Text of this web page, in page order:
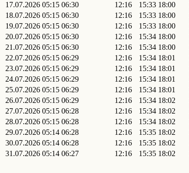
17.07.2026 05:15 06:30 12:16 15:33 18:00
18.07.2026 05:15 06:30 12:16 15:33 18:00
19.07.2026 05:15 06:30 12:16 15:33 18:00
20.07.2026 05:15 06:30 12:16 15:34 18:00
21.07.2026 05:15 06:30 12:16 15:34 18:00
22.07.2026 05:15 06:29 12:16 15:34 18:01
23.07.2026 05:15 06:29 12:16 15:34 18:01
24.07.2026 05:15 06:29 12:16 15:34 18:01
25.07.2026 05:15 06:29 12:16 15:34 18:01
26.07.2026 05:15 06:29 12:16 15:34 18:02
27.07.2026 05:15 06:28 12:16 15:34 18:02
28.07.2026 05:15 06:28 12:16 15:34 18:02
29.07.2026 05:14 06:28 12:16 15:35 18:02
30.07.2026 05:14 06:28 12:16 15:35 18:02
31.07.2026 05:14 06:27 12:16 15:35 18:02